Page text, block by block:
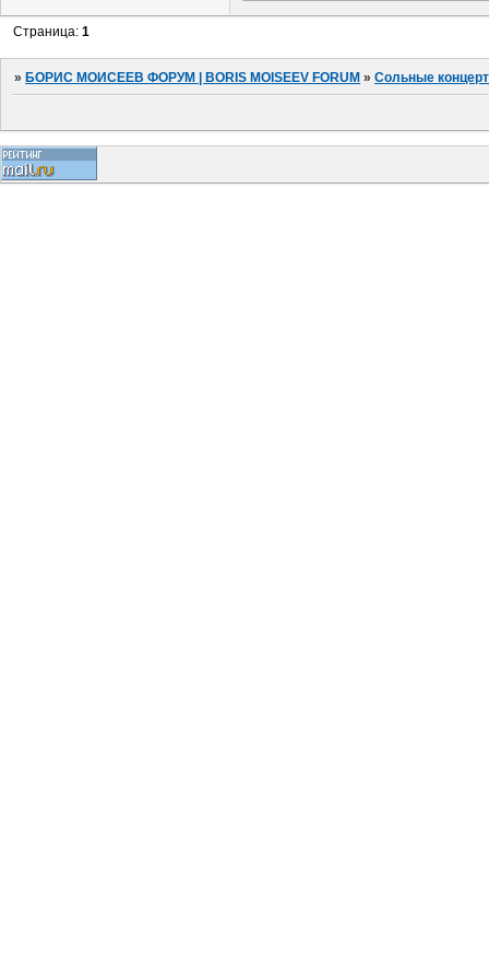
Страница:1
» БОРИС МОИСЕЕВ ФОРУМ | BORIS MOISEEV FORUM »Сольные